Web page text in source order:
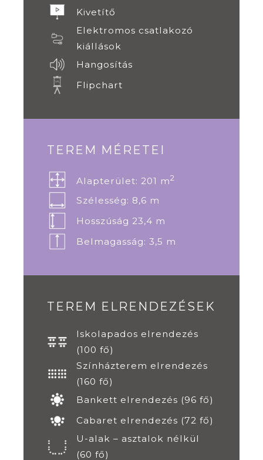
Kivetítő
Elektromos csatlakozó
kiállások
Hangosítás
Flipchart
TEREM MÉRETEI
Alapterület: 201 m2
Szélesség: 8,6 m
Hosszúság 23,4 m
Belmagasság: 3,5 m
TEREM ELRENDEZÉSEK
Iskolapados elrendezés
(100 fő)
Színházterem elrendezés
(160 fő)
Bankett elrendezés (96 fő)
Cabaret elrendezés (72 fő)
U-alak – asztalok nélkül
(60 fő)